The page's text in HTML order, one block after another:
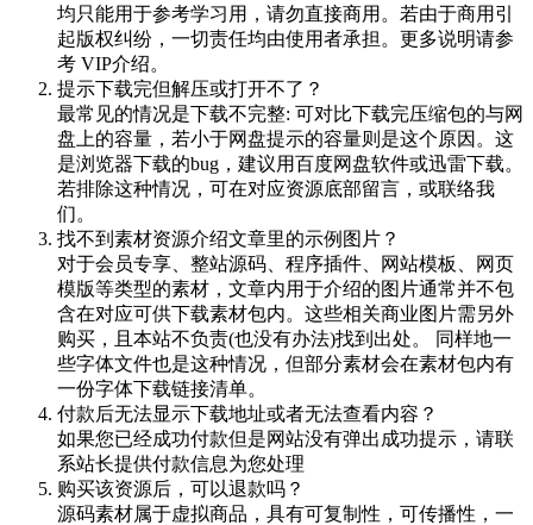
均只能用于参考学习用，请勿直接商用。若由于商用引
起版权纠纷，一切责任均由使用者承担。更多说明请参
考 VIP介绍。
提示下载完但解压或打开不了？
最常见的情况是下载不完整: 可对比下载完压缩包的与网
盘上的容量，若小于网盘提示的容量则是这个原因。这
是浏览器下载的bug，建议用百度网盘软件或迅雷下载。
若排除这种情况，可在对应资源底部留言，或联络我
们。
找不到素材资源介绍文章里的示例图片？
对于会员专享、整站源码、程序插件、网站模板、网页
模版等类型的素材，文章内用于介绍的图片通常并不包
含在对应可供下载素材包内。这些相关商业图片需另外
购买，且本站不负责(也没有办法)找到出处。 同样地一
些字体文件也是这种情况，但部分素材会在素材包内有
一份字体下载链接清单。
付款后无法显示下载地址或者无法查看内容？
如果您已经成功付款但是网站没有弹出成功提示，请联
系站长提供付款信息为您处理
购买该资源后，可以退款吗？
源码素材属于虚拟商品，具有可复制性，可传播性，一